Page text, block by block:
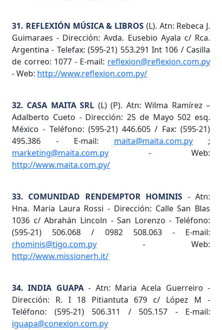
31. REFLEXIÓN MÚSICA & LIBROS (L). Atn: Rebeca J.
Guimaraes - Dirección: Avda. Eusebio Ayala c/ Rca.
Argentina - Telefax: (595-21) 553.291 Int 106 / Casilla
de correo: 1077 - E-mail: reflexion@reflexion.com.py
- Web: http://www.reflexion.com.py/
32. CASA MAITA SRL (L) (P). Atn: Wilma Ramírez –
Adalberto Cueto - Dirección: 25 de Mayo 502 esq.
México - Teléfono: (595-21) 446.605 / Fax: (595-21)
495.386 - E-mail: maita@maita.com.py ;
marketing@maita.com.py - Web:
http://www.maita.com.py/
33. COMUNIDAD RENDEMPTOR HOMINIS - Atn:
Hna. Maria Laura Rossi - Dirección: Calle San Blas
1036 c/ Abrahán Lincoln - San Lorenzo - Teléfono:
(595-21) 506.068 / 0982 508.063 - E-mail:
rhominis@tigo.com.py - Web:
http://www.missionerh.it/
34. INDIA GUAPA- Atn: Maria Acela Guerreiro -
Dirección: R. I 18 Pitiantuta 679 c/ López M -
Teléfono: (595-21) 506.311 / 505.157 - E-mail:
iguapa@conexion.com.py